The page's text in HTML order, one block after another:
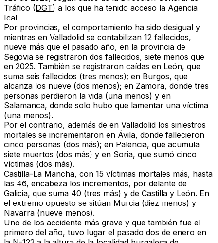
Tráfico (DGT) a los que ha tenido acceso la Agencia
Ical.
Por provincias, el comportamiento ha sido desigual y
mientras en Valladolid se contabilizan 12 fallecidos,
nueve más que el pasado año, en la provincia de
Segovia se registraron dos fallecidos, siete menos que
en 2025. También se registraron caídas en León, que
suma seis fallecidos (tres menos); en Burgos, que
alcanza los nueve (dos menos); en Zamora, donde tres
personas perdieron la vida (una menos) y en
Salamanca, donde solo hubo que lamentar una víctima
(una menos).
Por el contrario, además de en Valladolid los siniestros
mortales se incrementaron en Ávila, donde fallecieron
cinco personas (dos más); en Palencia, que acumula
siete muertos (dos más) y en Soria, que sumó cinco
víctimas (dos más).
Castilla-La Mancha, con 15 víctimas mortales más, hasta
las 46, encabeza los incrementos, por delante de
Galicia, que suma 40 (tres más) y de Castilla y León. En
el extremo opuesto se sitúan Murcia (diez menos) y
Navarra (nueve menos).
Uno de los accidente más grave y que también fue el
primero del año, tuvo lugar el pasado dos de enero en